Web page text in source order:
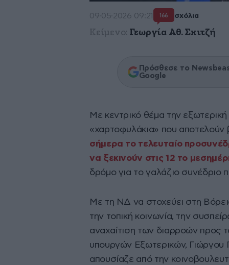
09·05·2026 09:21 166 σχόλια
Κείμενο: Γεωργία Αθ. Σκιτζή
Πρόσθεσε το
Google
Με κεντρικό θέμα την εξωτερική
«χαρτοφυλάκια» που αποτελούν
σήμερα το τελευταίο
να ξεκινούν στις 12 το
δρόμο για το γαλάζιο συνέδριο
Με τη ΝΔ να στοχεύει στη
την τοπική κοινωνία, την
αναχαίτιση των διαρροών προς
υπουργών Εξωτερικών, Γιώργου
απουσίαζε από την